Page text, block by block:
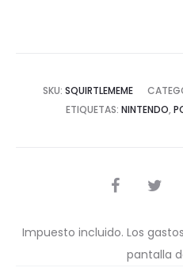
SKU: SQUIRTLEMEME
ETIQUETAS: NINTENDO,
COMPARTIR
Impuesto incluido. Los
pantalla